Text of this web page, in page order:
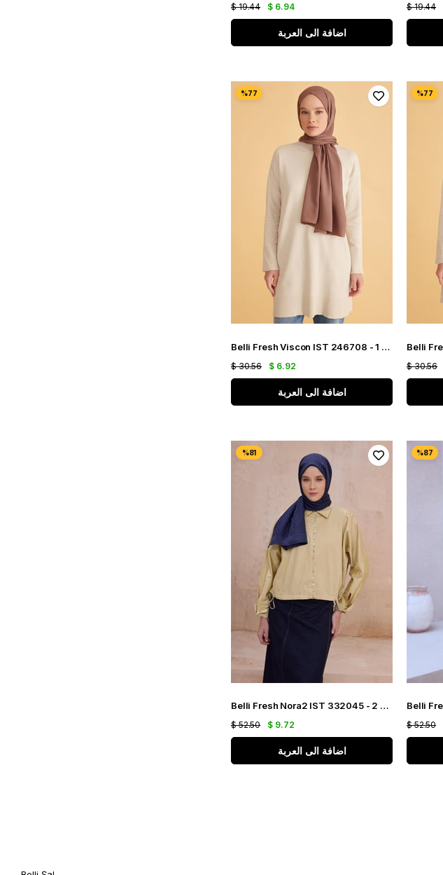
$ 6.94
$ 19.44
اضافة الى العربة
$ 19.44
Belli Fresh Viscon IST 246708 - 1 Tarçın Düz Renk Şal
$ 6.92
$ 30.56
اضافة الى العربة
$ 30.56
Belli Fresh Nora2 IST 332045 - 2 Lacivert Renk Şal
$ 9.72
$ 52.50
اضافة الى العربة
$ 52.50